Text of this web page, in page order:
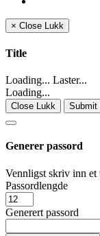
× Close Lukk
Title
Loading... Laster...
Loading...
Close Lukk
Generer passord
Vennligst skriv inn et
Passordlengde
Generert passord